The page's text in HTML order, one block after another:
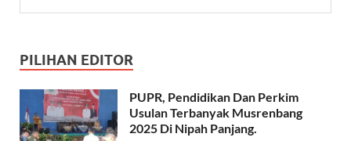
PILIHAN EDITOR
PUPR, Pendidikan Dan Perkim
Usulan Terbanyak Musrenbang
2025 Di Nipah Panjang.